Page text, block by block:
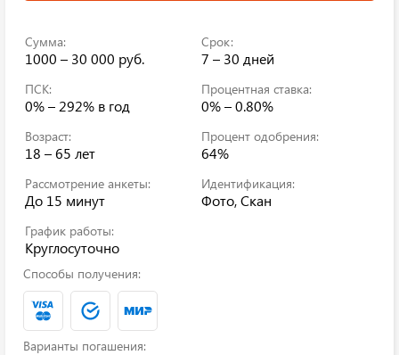
Сумма:
1000 – 30 000 руб.
Срок:
7 – 30 дней
ПСК:
0% – 292% в год
Процентная ставка:
0% – 0.80%
Возраст:
18 – 65 лет
Процент одобрения:
64%
Рассмотрение анкеты:
До 15 минут
Идентификация:
Фото, Скан
График работы:
Круглосуточно
Способы получения:
Варианты погашения: